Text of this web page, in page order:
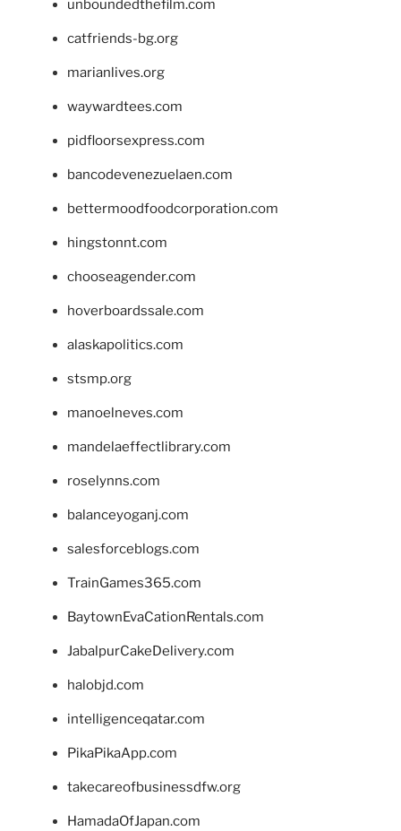
unboundedthefilm.com
catfriends-bg.org
marianlives.org
waywardtees.com
pidfloorsexpress.com
bancodevenezuelaen.com
bettermoodfoodcorporation.com
hingstonnt.com
chooseagender.com
hoverboardssale.com
alaskapolitics.com
stsmp.org
manoelneves.com
mandelaeffectlibrary.com
roselynns.com
balanceyoganj.com
salesforceblogs.com
TrainGames365.com
BaytownEvaCationRentals.com
JabalpurCakeDelivery.com
halobjd.com
intelligenceqatar.com
PikaPikaApp.com
takecareofbusinessdfw.org
HamadaOfJapan.com